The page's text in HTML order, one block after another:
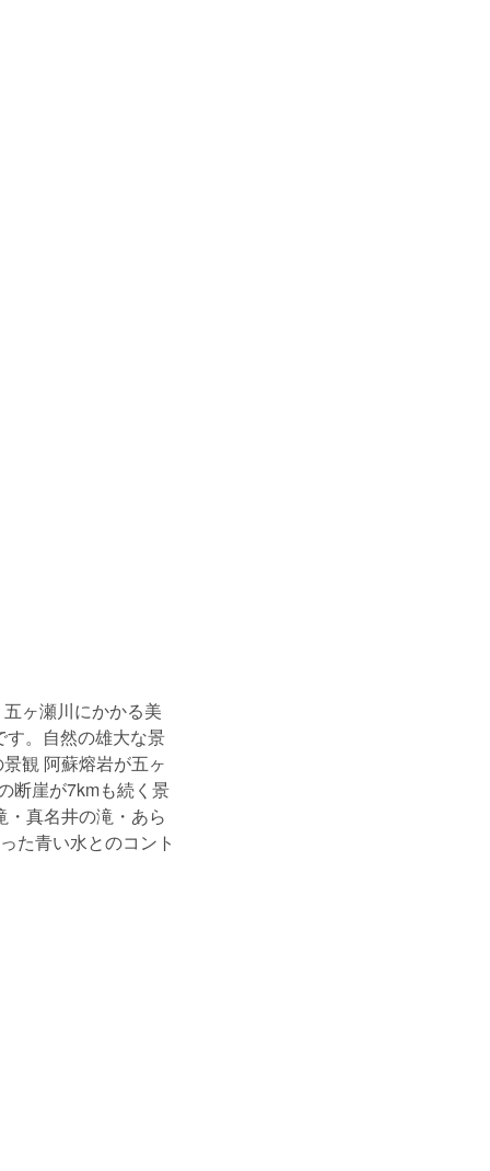
ヶ瀬川にかかる美
す。自然の雄大な景
観 阿蘇熔岩が五ヶ
断崖が7kmも続く景
真名井の滝・あら
た青い水とのコント